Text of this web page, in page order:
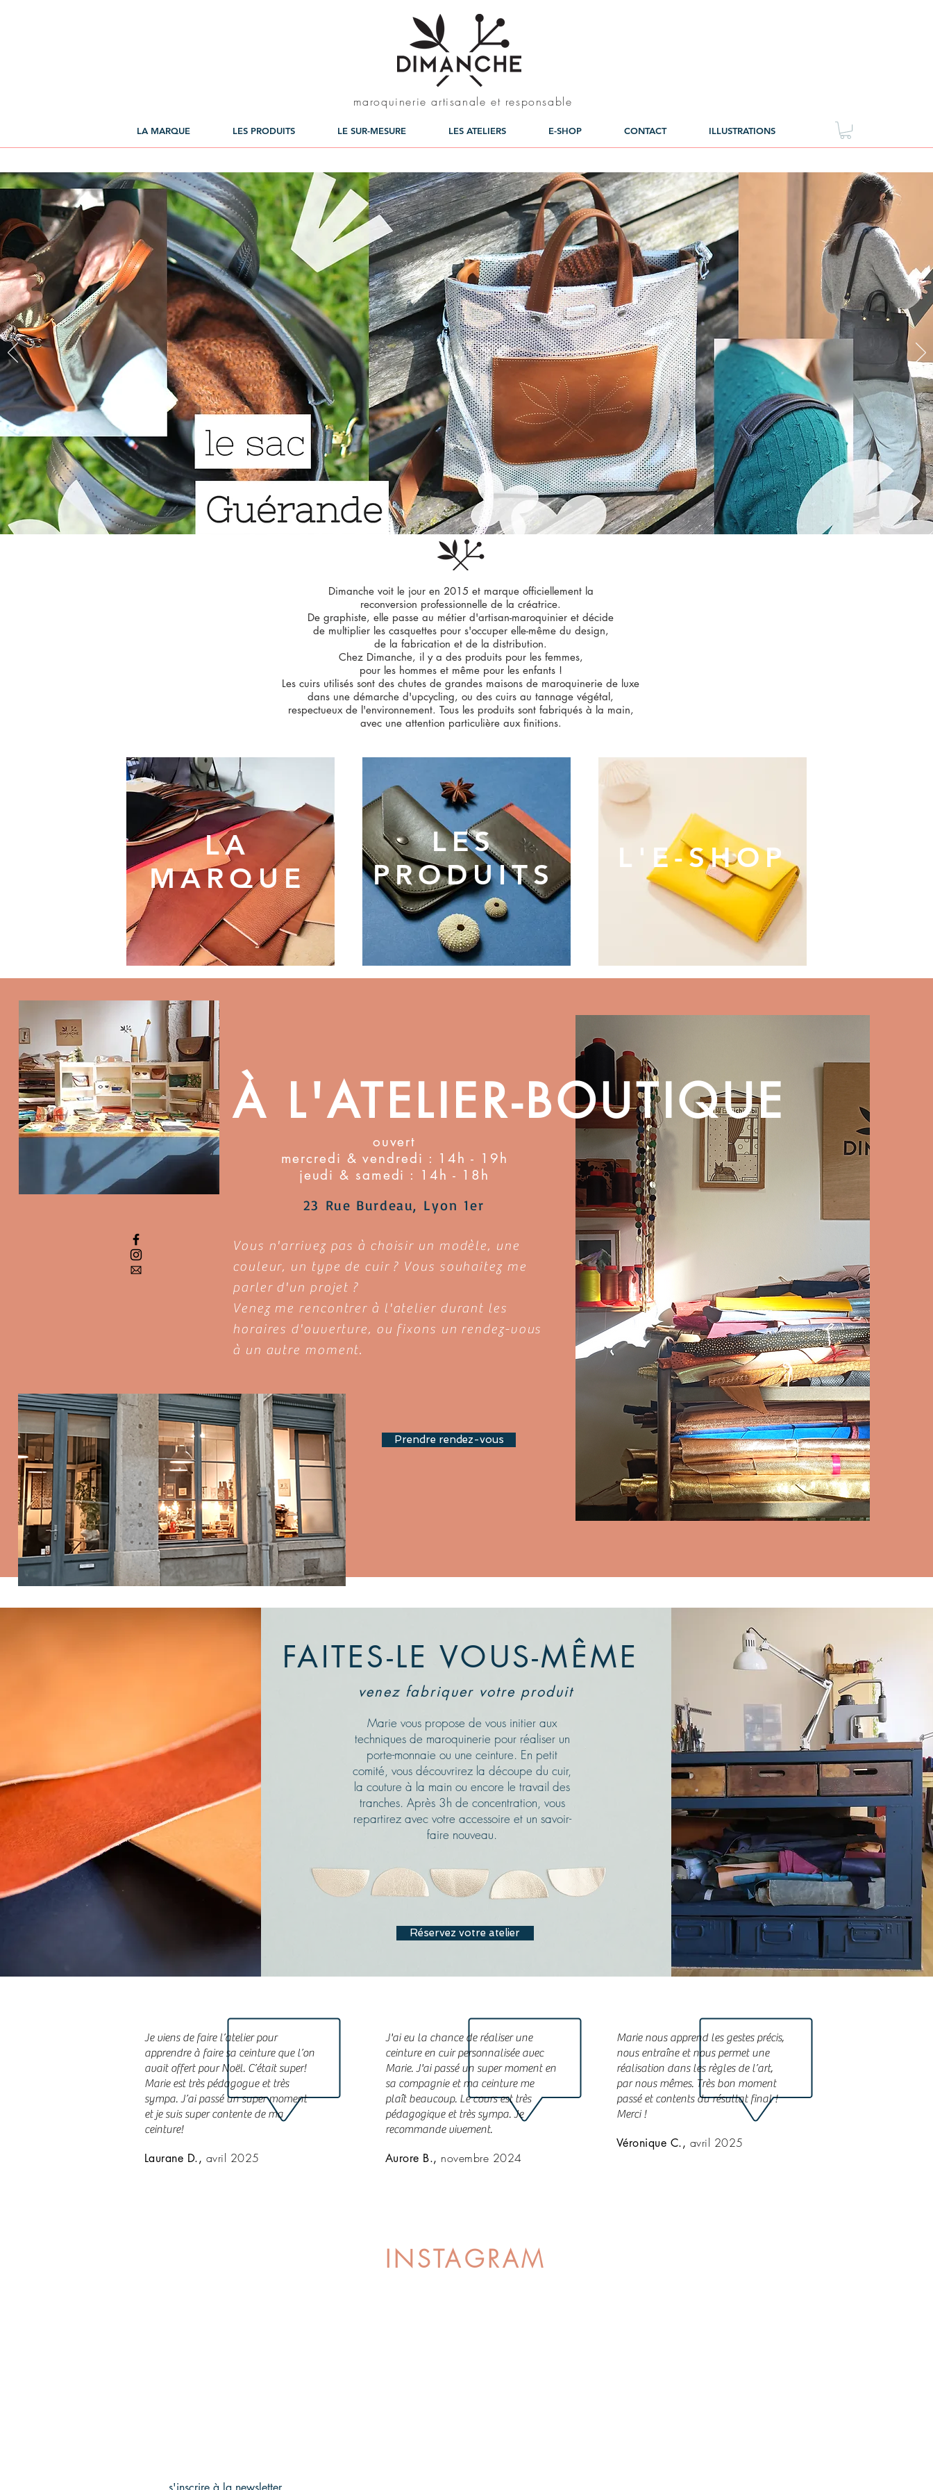
maroquinerie artisanale et responsable
LA MARQUE LES PRODUITS LE SUR-MESURE LES ATELIERS E-SHOP CONTACT ILLUSTRATIONS
Dimanche voit le jour en 2015 et marque officiellement la
reconversion professionnelle de la créatrice.
De graphiste, elle passe au métier d'artisan-maroquinier et décide
de multiplier les casquettes pour s'occuper elle-même du design,
de la fabrication et de la distribution.
Chez Dimanche, il y a des produits pour les femmes,
pour les hommes et même pour les enfants !
Les cuirs utilisés sont des chutes de grandes maisons de maroquinerie de luxe
dans une démarche d'upcycling, ou des cuirs au tannage végétal,
respectueux de l'environnement. Tous les produits sont fabriqués à la main,
avec une attention particulière aux finitions.
LA
MARQUE
LES
PRODUITS
L'E-SHOP
À L'ATELIER-BOUTIQUE
Vous n'arrivez pas à choisir un modèle, une
couleur, un type de cuir ? Vous souhaitez me
parler d'un projet ?
Venez me rencontrer à l'atelier durant les
horaires d'ouverture, ou fixons un rendez-vous
à un autre moment.
Prendre rendez-vous
23 Rue Burdeau, Lyon 1er
ouvert
mercredi & vendredi : 14h - 19h
jeudi & samedi : 14h - 18h
Dimanche est une marque de maroquinerie artisanale, pensée et fabriquée à Nantes par la créatrice Marie Bodilis.
Bienvenue surwww.atelier-dimanche.fr
FAITES-LE VOUS-MÊME
venez fabriquer votre produit
Marie vous propose de vous initier aux
techniques de maroquinerie pour réaliser un
porte-monnaie ou une ceinture. En petit
comité, vous découvrirez la découpe du cuir,
la couture à la main ou encore le travail des
tranches. Après 3h de concentration, vous
repartirez avec votre accessoire et un savoir-
faire nouveau.
Réservez votre atelier
Je viens de faire l’atelier pour
apprendre à faire sa ceinture que l’on
avait offert pour Noël. C’était super!
Marie est très pédagogue et très
sympa. J’ai passé un super moment
et je suis super contente de ma
ceinture!
Laurane D., avril 2025
J'ai eu la chance de réaliser une
ceinture en cuir personnalisée avec
Marie. J'ai passé un super moment en
sa compagnie et ma ceinture me
plaît beaucoup. Le cours est très
pédagogique et très sympa. Je
recommande vivement.
Aurore B., novembre 2024
Marie nous apprend les gestes précis,
nous entraîne et nous permet une
réalisation dans les règles de l’art,
par nous mêmes. Très bon moment
passé et contents du résultat final !
Merci !
Véronique C., avril 2025
INSTAGRAM